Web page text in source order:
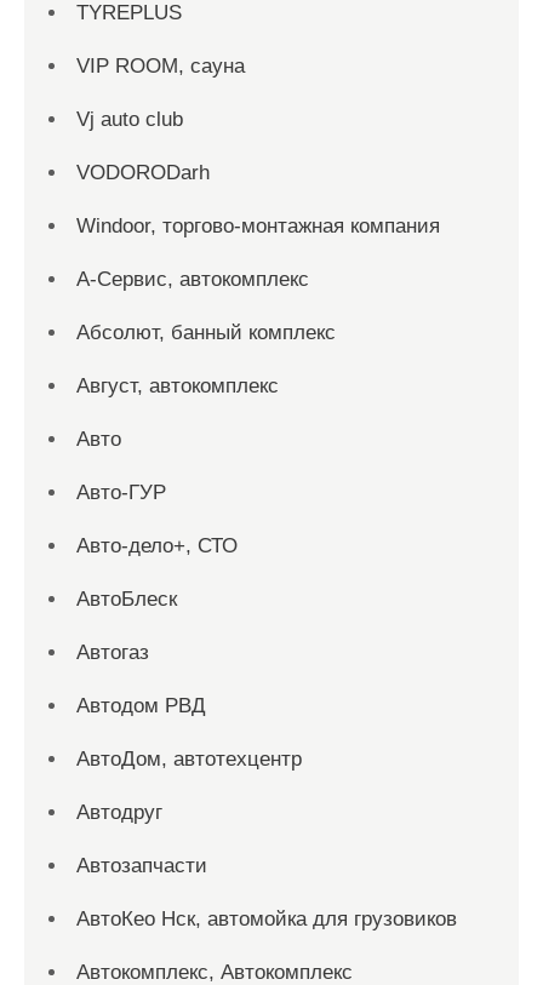
TYREPLUS
VIP ROOM, сауна
Vj auto club
VODORODarh
Windoor, торгово-монтажная компания
А-Сервис, автокомплекс
Абсолют, банный комплекс
Август, автокомплекс
Авто
Авто-ГУР
Авто-дело+, СТО
АвтоБлеск
Автогаз
Автодом РВД
АвтоДом, автотехцентр
Автодруг
Автозапчасти
АвтоКео Нск, автомойка для грузовиков
Автокомплекс, Автокомплекс